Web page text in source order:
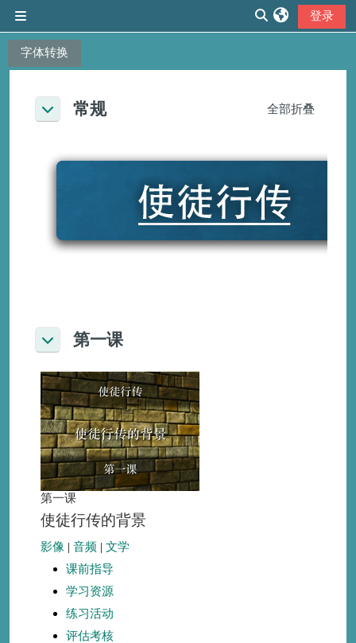
字体转换
切换搜索输入
登录
折叠 常规 全部折叠
折叠 第一课
第一课
使徒行传的背景
影像 | 音频 | 文学
课前指导
学习资源
练习活动
评估考核